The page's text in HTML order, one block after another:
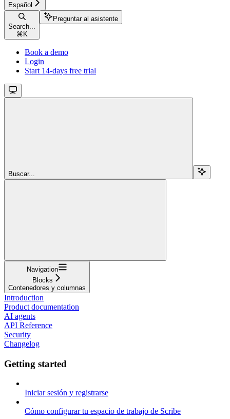
Español
Search...
⌘ K
Preguntar al asistente
Book a demo
Login
Start 14-days free trial
Buscar...
Navigation
Blocks
Contenedores y columnas
Introduction
Product documentation
AI agents
API Reference
Security
Changelog
Getting started
Iniciar sesión y registrarse
Cómo configurar tu espacio de trabajo de Scribe